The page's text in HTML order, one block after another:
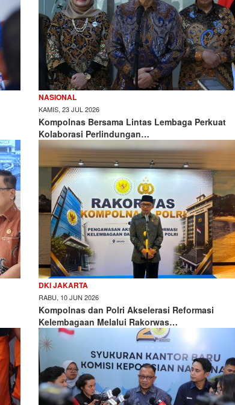
NASIONAL
KAMIS, 23 JUL 2026
Kompolnas Bersama Lintas Lembaga Perkuat
Kolaborasi Perlindungan…
DKI JAKARTA
RABU, 10 JUN 2026
Kompolnas dan Polri Akselerasi Reformasi
Kelembagaan Melalui Rakorwas…